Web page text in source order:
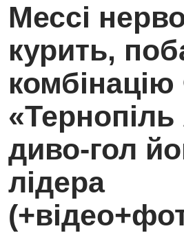
Мессі
курить,
«Тернопіль
диво-гол
лідера